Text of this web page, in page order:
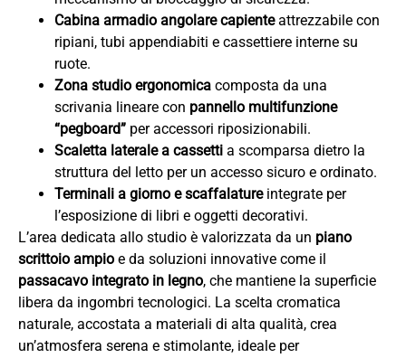
Cabina armadio angolare capienteattrezzabile con
ripiani, tubi appendiabiti e cassettiere interne su
ruote.
Zona studio ergonomica composta da una
scrivania lineare con pannello multifunzione
“pegboard” per accessori riposizionabili.
Scaletta laterale a cassetti a scomparsa dietro la
struttura del letto per un accesso sicuro e ordinato.
Terminali a giorno e scaffalatureintegrate per
l’esposizione di libri e oggetti decorativi.
L’area dedicata allo studio è valorizzata da un piano
scrittoio ampio e da soluzioni innovative come il
passacavo integrato in legno, che mantiene la superficie
libera da ingombri tecnologici. La scelta cromatica
naturale, accostata a materiali di alta qualità, crea
un’atmosfera serena e stimolante, ideale per